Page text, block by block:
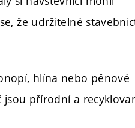
že udržitelné
hlína nebo pěnové
jsou přírodní a